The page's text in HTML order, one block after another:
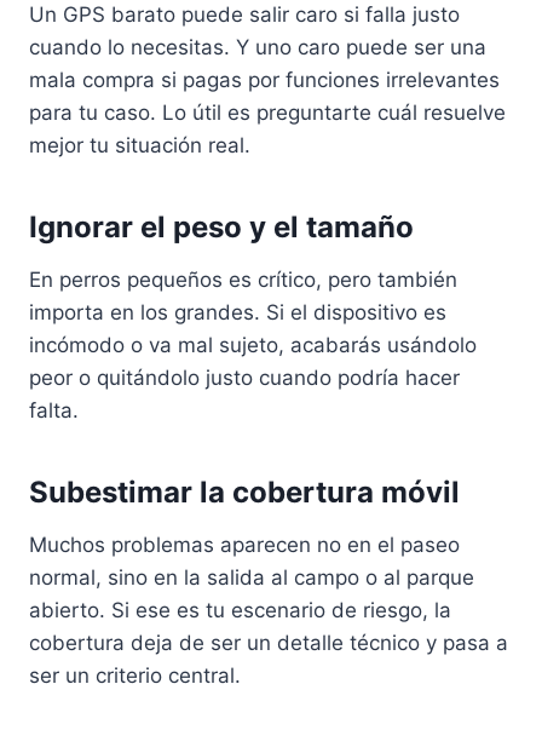
Un GPS barato puede salir caro si falla justo
cuando lo necesitas. Y uno caro puede ser una
mala compra si pagas por funciones irrelevantes
para tu caso. Lo útil es preguntarte cuál resuelve
mejor tu situación real.
Ignorar el peso y el tamaño
En perros pequeños es crítico, pero también
importa en los grandes. Si el dispositivo es
incómodo o va mal sujeto, acabarás usándolo
peor o quitándolo justo cuando podría hacer
falta.
Subestimar la cobertura móvil
Muchos problemas aparecen no en el paseo
normal, sino en la salida al campo o al parque
abierto. Si ese es tu escenario de riesgo, la
cobertura deja de ser un detalle técnico y pasa a
ser un criterio central.